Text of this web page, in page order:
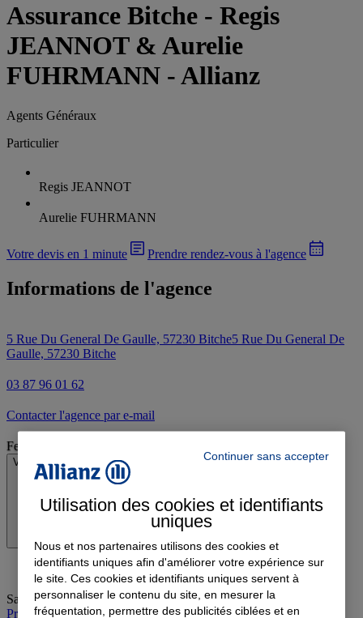
Assurance Bitche - Regis
JEANNOT & Aurelie
FUHRMANN - Allianz
Agents Généraux
Particulier
Regis JEANNOT
Aurelie FUHRMANN
Votre devis en 1 minute Prendre rendez-vous à l'agence
Informations de l'agence
5 Rue Du General De Gaulle, 57230 Bitche5 Rue Du General De
Gaulle, 57230 Bitche
03 87 96 01 62
Contacter l'agence par e-mail
Fermé
Voir les horaires
Samedi: 09:00-12:00
Prendre rendez-vous à l'agence
Continuer sans accepter
Utilisation des cookies et identifiants
uniques
Nous et nos partenaires utilisons des cookies et
identifiants uniques afin d'améliorer votre expérience sur
le site. Ces cookies et identifiants uniques servent à
personnaliser le contenu du site, en mesurer la
fréquentation, permettre des publicités ciblées et en